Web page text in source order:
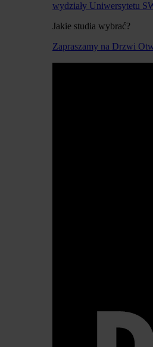
wydziały Uniwersytetu
Jakie studia wybrać?
Zapraszamy na Drzwi